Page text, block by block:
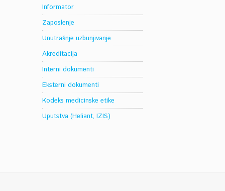
Informator
Zaposlenje
Unutrašnje uzbunjivanje
Akreditacija
Interni dokumenti
Eksterni dokumenti
Kodeks medicinske etike
Uputstva (Heliant, IZIS)